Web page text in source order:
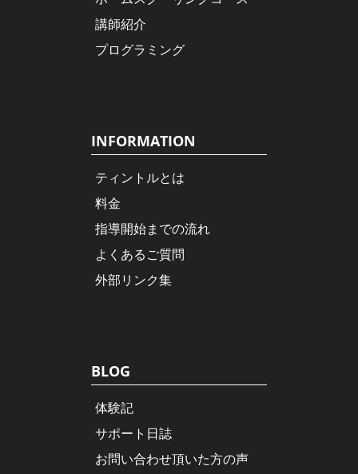
講師紹介
プログラミング
INFORMATION
ティントルとは
料金
指導開始までの流れ
よくあるご質問
外部リンク集
BLOG
体験記
サポート日誌
お問い合わせ頂いた方の声